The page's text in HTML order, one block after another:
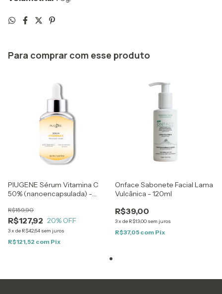
Para comprar com esse produto
PIUGENE Sérum Vitamina C
50% (nanoencapsulada) -
R$127,92
R$159,90
20% OFF
3x de R$42,64 sem juros
R$121,52 com Pix
Onface Sabonete Facial Lama
Vulcânica - 120ml
R$39,00
3x de R$13,00 sem juros
R$37,05 com Pix